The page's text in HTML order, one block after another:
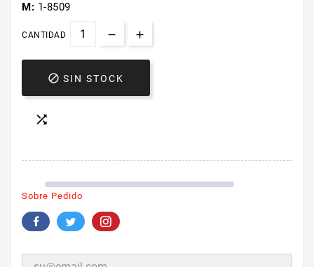
M: 1-8509
CANTIDAD
 SIN STOCK

Sobre Pedido